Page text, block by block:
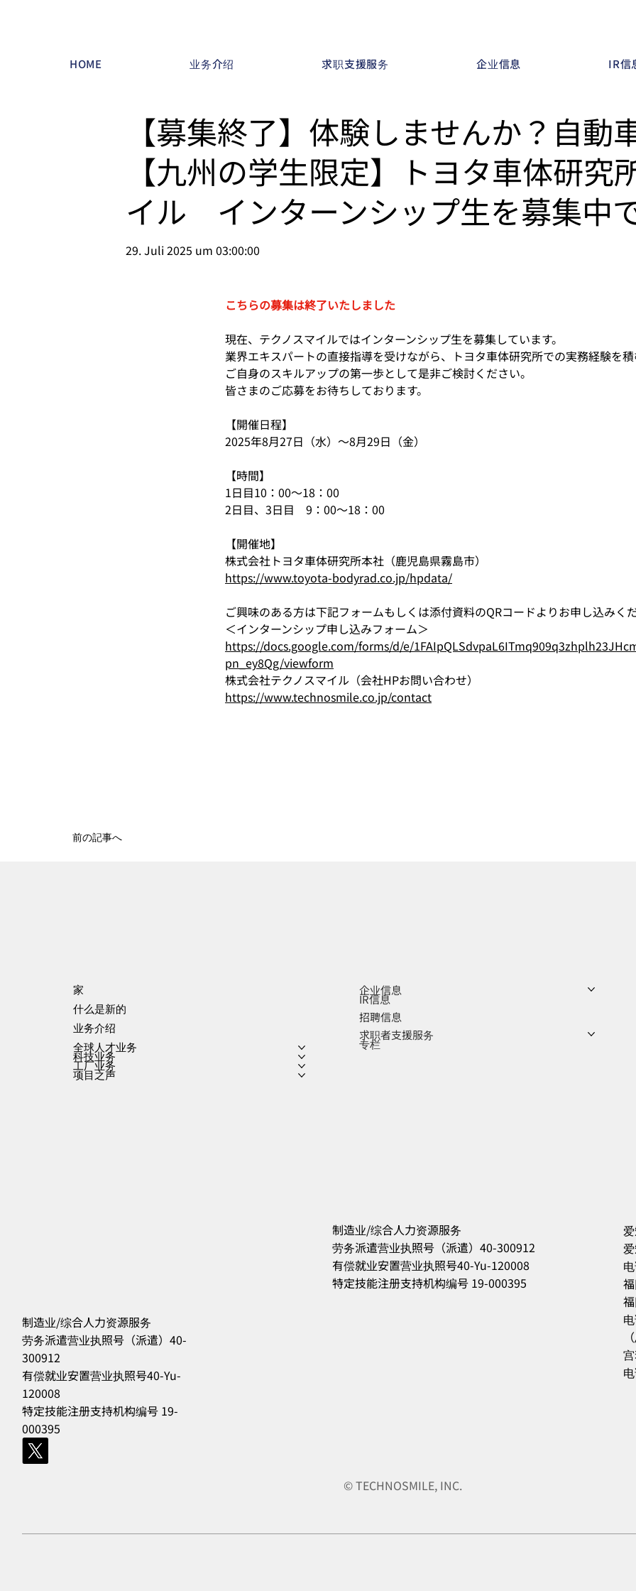
HOME 业务介绍 求职支援服务 企业信息 IR信
【募集終了】体験しませんか？自動
【九州の学生限定】トヨタ車体研
イル インターンシップ生を募集中
29. Juli 2025 um 03:00:00
前の記事へ
こちらの募集は終了いたしました
現在、テクノスマイルではインターンシップ生を募集しています。
業界エキスパートの直接指導を受けながら、トヨタ車体研究所での実務経験を積
ご自身のスキルアップの第一歩として是非ご検討ください。
皆さまのご応募をお待ちしております。
【開催日程】
2025年8月27日（水）～8月29日（金）
【時間】
1日目10：00～18：00
2日目、3日目　9：00～18：00
【開催地】
株式会社トヨタ車体研究所本社（鹿児島県霧島市）
https://www.toyota-bodyrad.co.jp/hpdata/
ご興味のある方は下記フォームもしくは添付資料のQRコードよりお申し込みくだ
＜インターンシップ申し込みフォーム＞
https://docs.google.com/forms/d/e/
pn_ey8Qg/viewform
株式会社テクノスマイル（会社HPお問い合わせ）
https://www.technosmile.co.jp/contact
家
什么是新的
业务介绍
全球人才业务
科技业务
工厂业务
项目之声
企业信息
IR信息
招聘信息
求职者支援服务
专栏
556
制造业/综合人力资源服务
劳务派遣营业执照号（派遣）40-
300912
有偿就业安置营业执照号40-Yu-
120008
特定技能注册支持机构编号 19-
000395
制造业/综合人力资源服务
劳务派遣营业执照号（派遣）40-300912
有偿就业安置营业执照号40-Yu-120008
特定技能注册支持机构编号 19-000395
© TECHNOSMILE, INC.